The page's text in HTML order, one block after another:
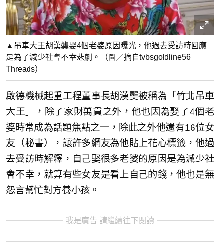
▲吊車大王胡漢龑娶4個老婆原因曝光，他過去受訪時回應
是為了減少社會不幸悲劇。（圖／摘自tvbsgoldline56
Threads）
啟德機械起重工程董事長胡漢龑被稱為「竹北吊車
大王」，除了家財萬貫之外，他也因為娶了4個老
婆時常成為話題焦點之一，除此之外他還有16位女
友（秘書），讓許多網友為他貼上花心標籤，他過
去受訪時解釋，自己娶很多老婆的原因是為減少社
會不幸，就算有些女友是看上自己的錢，他也是無
怨言幫忙對方養小孩。
我是廣告 請繼續往下閱讀